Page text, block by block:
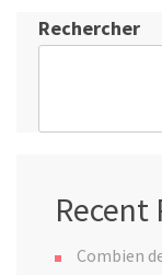
Rechercher
Recent
Combien